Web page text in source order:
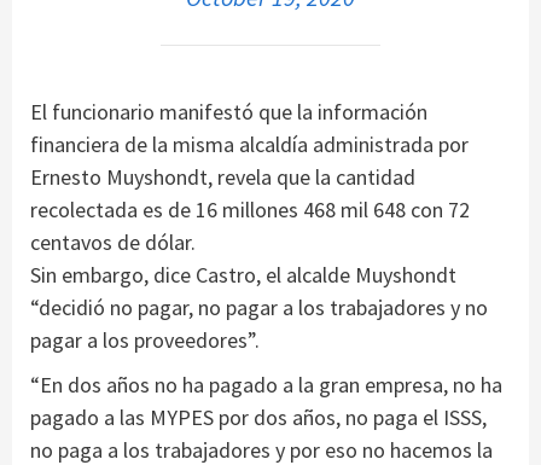
El funcionario manifestó que la información
financiera de la misma alcaldía administrada por
Ernesto Muyshondt, revela que la cantidad
recolectada es de 16 millones 468 mil 648 con 72
centavos de dólar.
Sin embargo, dice Castro, el alcalde Muyshondt
“decidió no pagar, no pagar a los trabajadores y no
pagar a los proveedores”.
“En dos años no ha pagado a la gran empresa, no ha
pagado a las MYPES por dos años, no paga el ISSS,
no paga a los trabajadores y por eso no hacemos la